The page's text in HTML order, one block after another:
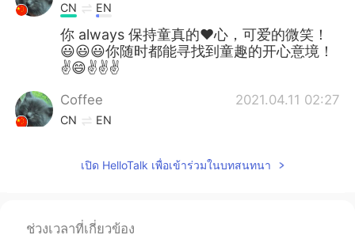
CN EN
你 always 保持童真的❤心，可爱的微笑！
😃😃😃你随时都能寻找到童趣的开心意境！
✌😄✌✌✌
Coffee 2021.04.11 02:27
CN EN
First , I went for a small hike to see a cool
It was my first time here and I thought it
เปิด HelloTalk เพื่อเข้าร่วมในบทสนทนา
ช่วงเวลาที่เกี่ยวข้อง